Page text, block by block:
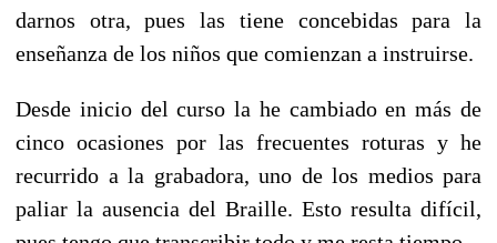
darnos otra, pues las tiene concebidas para la
enseñanza de los niños que comienzan a instruirse.
Desde inicio del curso la he cambiado en más de
cinco ocasiones por las frecuentes roturas y he
recurrido a la grabadora, uno de los medios para
paliar la ausencia del Braille. Esto resulta difícil,